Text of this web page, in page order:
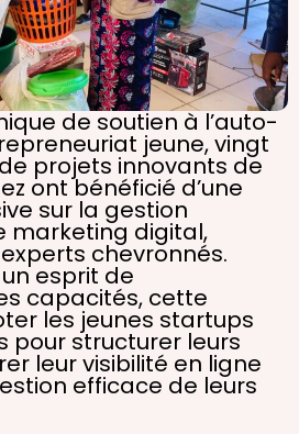
de soutien à l’auto-
jeune, vingt
projets innovants de
ont bénéficié d’une
sur la gestion
marketing digital,
chevronnés.
esprit de
capacités, cette
les jeunes startups
pour structurer leurs
leur visibilité en ligne
efficace de leurs